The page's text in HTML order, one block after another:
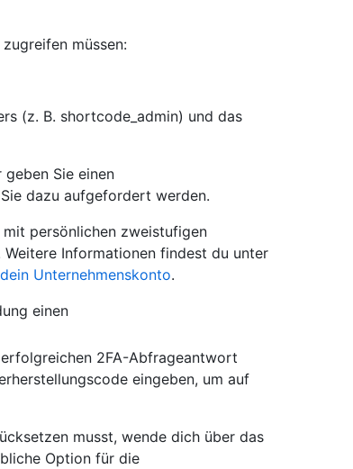
müssen:
(z. B. shortcode_admin) und das
Sie einen
dazu aufgefordert werden.
persönlichen zweistufigen
Informationen findest du unter
Unternehmenskonto.
einen
2FA-Abfrageantwort
eingeben, um auf
musst, wende dich über das
Option für die